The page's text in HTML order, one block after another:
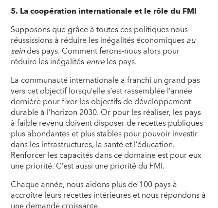
5. La coopération internationale et le rôle du FMI
Supposons que grâce à toutes ces politiques nous
réussissions à réduire les inégalités économiquesau
seindes pays. Comment ferons-nous alors pour
réduire les inégalitésentreles pays.
La communauté internationale a franchi un grand pas
vers cet objectif lorsqu’elle s’est rassemblée l’année
dernière pour fixer les objectifs de développement
durable à l’horizon 2030. Or pour les réaliser, les pays
à faible revenu doivent disposer de recettes publiques
plus abondantes et plus stables pour pouvoir investir
dans les infrastructures, la santé et l’éducation.
Renforcer les capacités dans ce domaine est pour eux
une priorité. C’est aussi une priorité du FMI.
Chaque année, nous aidons plus de 100 pays à
accroître leurs recettes intérieures et nous répondons à